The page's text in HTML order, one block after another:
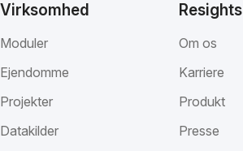
Virksomhed
Moduler
Ejendomme
Projekter
Datakilder
Resights
Om os
Karriere
Produkt
Presse